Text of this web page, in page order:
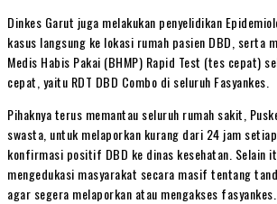
Dinkes Garut juga melakukan penyelidikan
kasus langsung ke lokasi rumah pasien DBD, serta
Medis Habis Pakai (BHMP) Rapid Test (tes cepat)
cepat, yaitu RDT DBD Combo di seluruh Fasyankes.
Pihaknya terus memantau seluruh rumah sakit,
swasta, untuk melaporkan kurang dari 24 jam
konfirmasi positif DBD ke dinas kesehatan. Selain
mengedukasi masyarakat secara masif tentang
agar segera melaporkan atau mengakses fasyankes.